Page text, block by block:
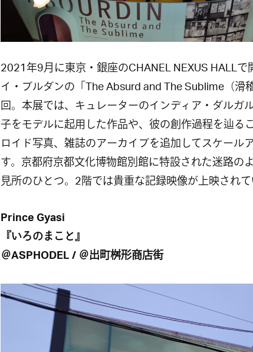
2021年9月に東京・銀座のCHANEL NEXUS HALL
イ・ブルダンの「The Absurd and The Sublime（滑
回。本展では、キュレーターのインディア・ダルガ
子をモデルに起用した作品や、彼の創作過程を辿る
ロイド写真、雑誌のアーカイブを追加してスケール
す。京都府京都文化博物館別館に特設された迷路の
見所のひとつ。2階では貴重な記録映像が上映されて
Prince Gyasi
『いろのまこと』
＠ASPHODEL / ＠出町桝形商店街